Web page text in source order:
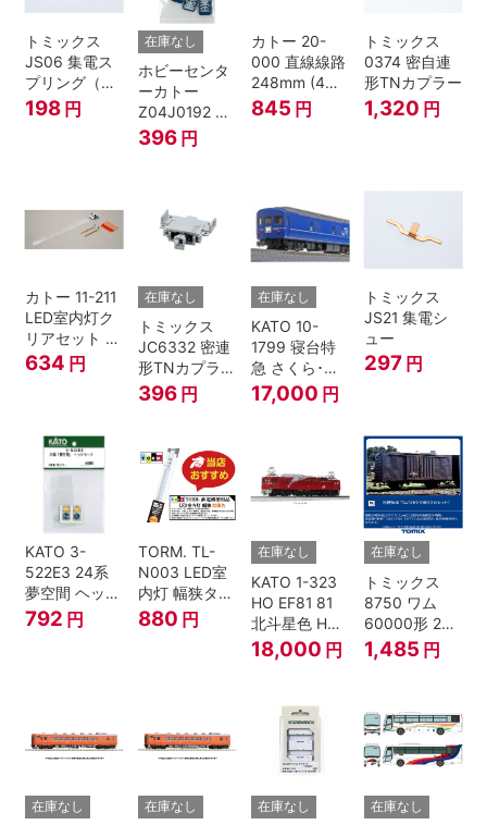
トミックス
JS06 集電ス
プリング（Ｌ
=7.5mm・4個
入） 鉄道模型
198 円
在庫なし
ホビーセンタ
ーカトー
Z04J0192 ク
モハ115 横須
賀色 ジャンパ
396 円
カトー 20-
000 直線線路
248mm (4本
入) Nゲージ
845 円
トミックス
0374 密自連
形TNカプラー
1,320 円
カトー 11-211
LED室内灯ク
リアセット N
ゲージ
634 円
在庫なし
トミックス
JC6332 密連
形TNカプラー
(SPグレー電
連付・211系)
396 円
在庫なし
KATO 10-
1799 寝台特
急 さくら･は
やぶさ/富士
24系 9両セッ
17,000 円
トミックス
JS21 集電シ
ュー
297 円
KATO 3-
522E3 24系
夢空間 ヘッド
マーク 4種各1
792 円
TORM. TL-
N003 LED室
内灯 幅狭タイ
プ・電球色 1
本 鉄道模型
880 円
在庫なし
KATO 1-323
HO EF81 81
北斗星色 HO
ゲージ
18,000 円
在庫なし
トミックス
8750 ワム
60000形 2両
セット Nゲー
ジ
1,485 円
在庫なし 在庫なし 在庫なし 在庫なし